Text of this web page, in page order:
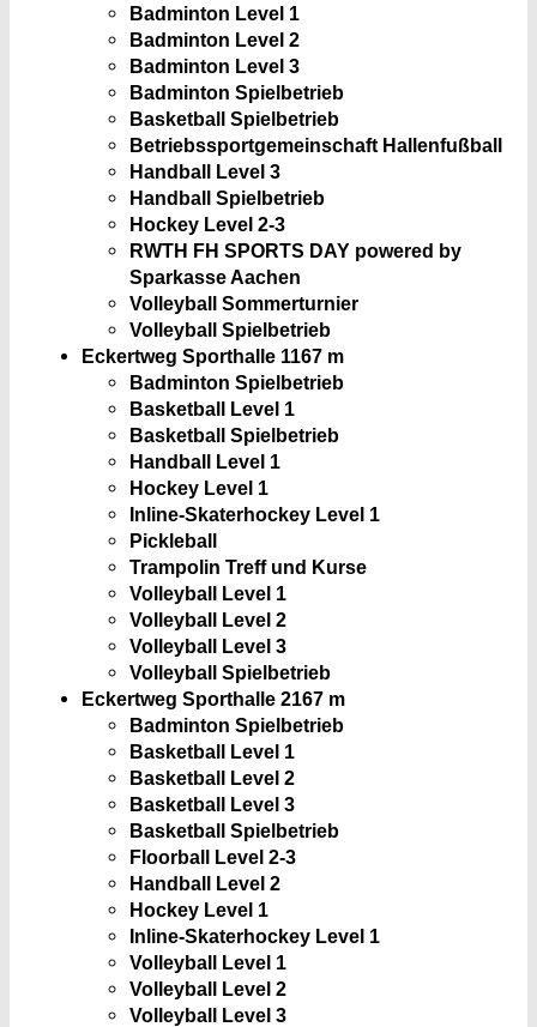
Badminton Level 1
Badminton Level 2
Badminton Level 3
Badminton Spielbetrieb
Basketball Spielbetrieb
Betriebssportgemeinschaft Hallenfußball
Handball Level 3
Handball Spielbetrieb
Hockey Level 2-3
RWTH FH SPORTS DAY powered by
Sparkasse Aachen
Volleyball Sommerturnier
Volleyball Spielbetrieb
Eckertweg Sporthalle 1167 m
Badminton Spielbetrieb
Basketball Level 1
Basketball Spielbetrieb
Handball Level 1
Hockey Level 1
Inline-Skaterhockey Level 1
Pickleball
Trampolin Treff und Kurse
Volleyball Level 1
Volleyball Level 2
Volleyball Level 3
Volleyball Spielbetrieb
Eckertweg Sporthalle 2167 m
Badminton Spielbetrieb
Basketball Level 1
Basketball Level 2
Basketball Level 3
Basketball Spielbetrieb
Floorball Level 2-3
Handball Level 2
Hockey Level 1
Inline-Skaterhockey Level 1
Volleyball Level 1
Volleyball Level 2
Volleyball Level 3